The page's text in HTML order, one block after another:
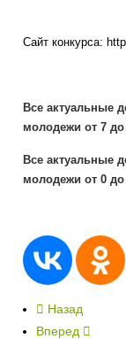
Сайт конкурса:
Все актуальные
молодежи от 7
Все актуальные
молодежи от 0
Назад
Вперед